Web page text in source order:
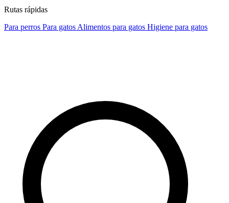
Rutas rápidas
Para perros Para gatos Alimentos para gatos Higiene para gatos